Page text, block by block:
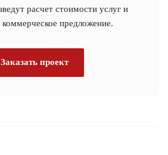
расчет стоимости услуг и
коммерческое предложение.
Заказать проект